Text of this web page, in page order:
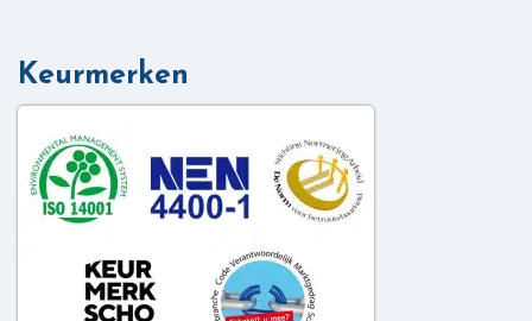
Keurmerken